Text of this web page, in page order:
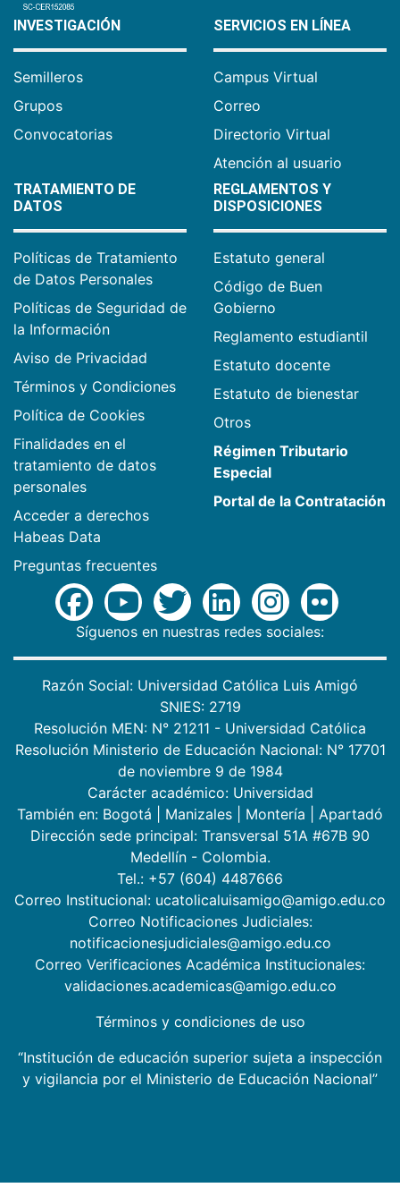
INVESTIGACIÓN
Semilleros
Grupos
Convocatorias
SERVICIOS EN LÍNEA
Campus Virtual
Correo
Directorio Virtual
Atención al usuario
TRATAMIENTO DE
DATOS
Políticas de Tratamiento
de Datos Personales
Políticas de Seguridad de
la Información
Aviso de Privacidad
Términos y Condiciones
Política de Cookies
Finalidades en el
tratamiento de datos
personales
Acceder a derechos
Habeas Data
Preguntas frecuentes
REGLAMENTOS Y
DISPOSICIONES
Estatuto general
Código de Buen
Gobierno
Reglamento estudiantil
Estatuto docente
Estatuto de bienestar
Otros
Régimen Tributario
Especial
Portal de la Contratación
Síguenos en nuestras redes sociales:
Razón Social: Universidad Católica Luis Amigó
SNIES: 2719
Resolución MEN: N° 21211 - Universidad Católica
Resolución Ministerio de Educación Nacional: N° 17701
de noviembre 9 de 1984
Carácter académico: Universidad
También en: Bogotá Manizales Montería
Apartadó
Dirección sede principal: Transversal 51A #67B 90
Medellín - Colombia.
Tel.: +57 (604) 4487666
Correo Institucional: ucatolicaluisamigo@amigo.edu.co
Correo Notificaciones Judiciales:
notificacionesjudiciales@amigo.edu.co
Correo Verificaciones Académica Institucionales:
validaciones.academicas@amigo.edu.co
Términos y condiciones de uso
“Institución de educación superior sujeta a inspección
y vigilancia por el Ministerio de Educación Nacional”